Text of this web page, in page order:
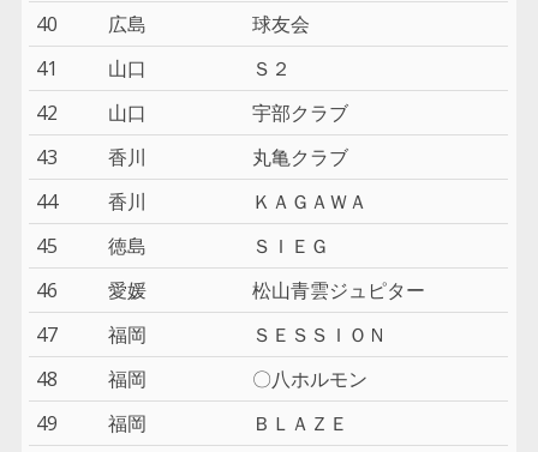
40
広島
球友会
41
山口
Ｓ２
42
山口
宇部クラブ
43
香川
丸亀クラブ
44
香川
ＫＡＧＡＷＡ
45
徳島
ＳＩＥＧ
46
愛媛
松山青雲ジュピター
47
福岡
ＳＥＳＳＩＯＮ
48
福岡
〇八ホルモン
49
福岡
ＢＬＡＺＥ